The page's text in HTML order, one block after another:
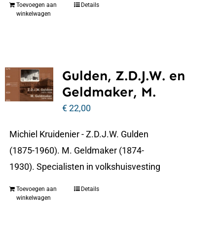
Toevoegen aan
winkelwagen
Details
Gulden, Z.D.J.W. en
Geldmaker, M.
€22,00
Michiel Kruidenier - Z.D.J.W. Gulden
(1875-1960). M. Geldmaker (1874-
1930). Specialisten in volkshuisvesting
Toevoegen aan
winkelwagen
Details